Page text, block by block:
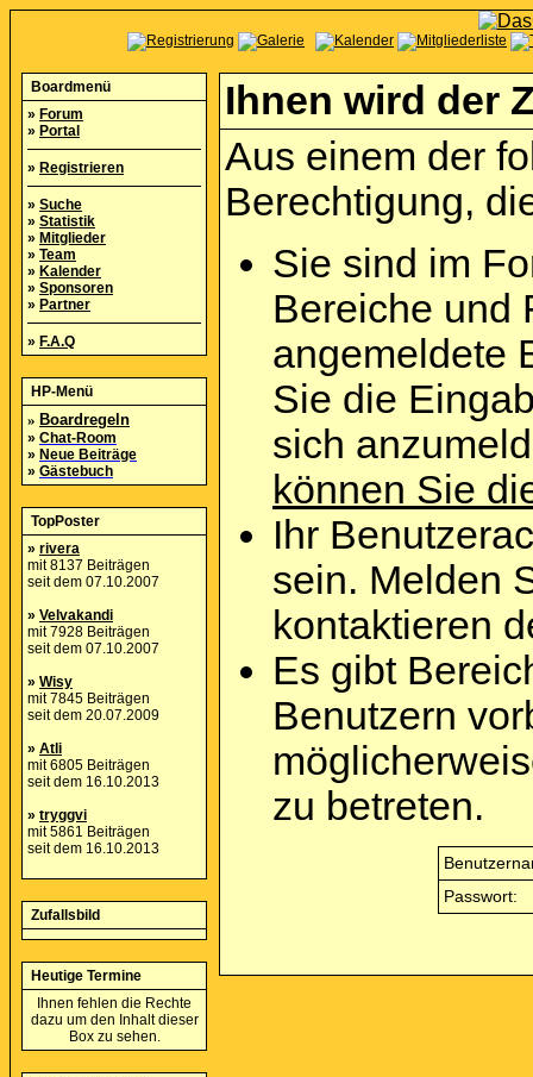
Boardmenü
» Forum
» Portal
» Registrieren
» Suche
» Statistik
» Mitglieder
» Team
» Kalender
» Sponsoren
» Partner
» F.A.Q
HP-Menü
» Boardregeln
» Chat-Room
» Neue Beiträge
» Gästebuch
TopPoster
» rivera
mit 8137 Beiträgen
seit dem 07.10.2007
» Velvakandi
mit 7928 Beiträgen
seit dem 07.10.2007
» Wisy
mit 7845 Beiträgen
seit dem 20.07.2009
» Atli
mit 6805 Beiträgen
seit dem 16.10.2013
» tryggvi
mit 5861 Beiträgen
seit dem 16.10.2013
Zufallsbild
Heutige Termine
Ihnen fehlen die Rechte
dazu um den Inhalt dieser
Box zu sehen.
Ihnen wird der
Aus einem der
Berechtigung,
Sie sind im
Bereiche und
angemeldete
Sie die
sich
können Sie
Ihr
sein. Melden
kontaktieren
Es gibt
Benutzern
zu betreten.
Passwort: